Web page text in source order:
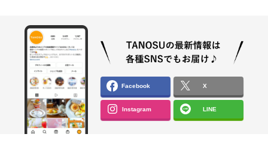
Facebook X
Instagram LINE